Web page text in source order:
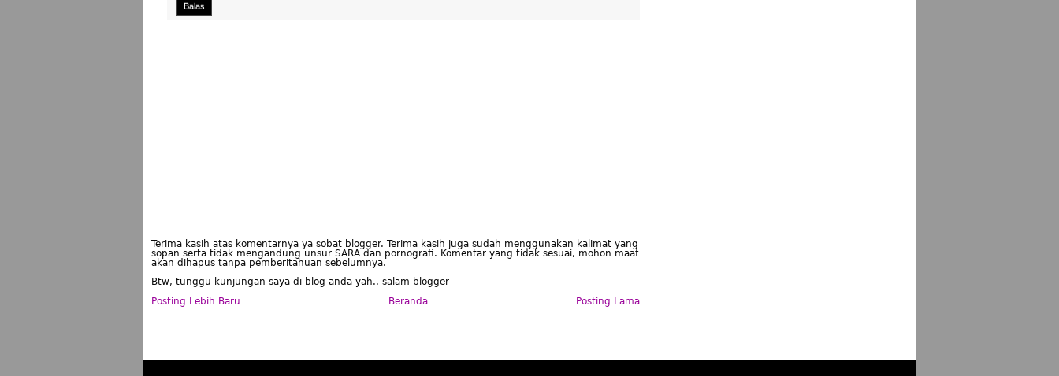
Balas
Terima kasih atas komentarnya ya sobat blogger. Terima kasih juga sudah menggunakan kalimat yang
sopan serta tidak mengandung unsur SARA dan pornografi. Komentar yang tidak sesuai, mohon maaf
akan dihapus tanpa pemberitahuan sebelumnya.
Btw, tunggu kunjungan saya di blog anda yah.. salam blogger
Posting Lebih Baru
Posting Lama
Beranda